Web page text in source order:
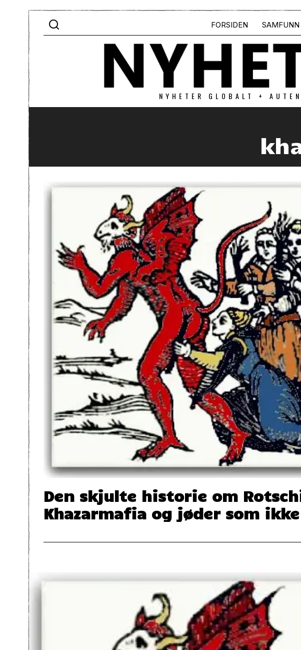
FORSIDEN SAMFUNN
NYHETER GLOBALT +
Den skjulte historie om
Khazarmafia og jøder som